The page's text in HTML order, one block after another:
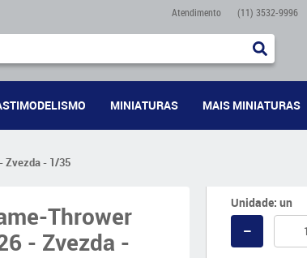
Atendimento (11) 3532-9996
MINIATURAS MAIS MINIATURAS
Zvezda - 1/35
Thrower
- Zvezda -
Unidade: un